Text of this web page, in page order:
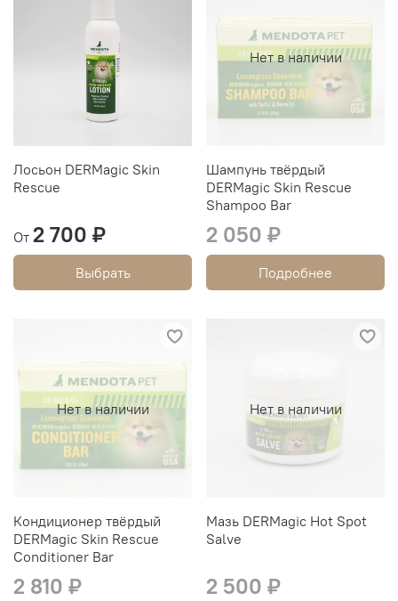
Лосьон DERMagic Skin
Rescue
От 2 700 ₽
Выбрать
Нет в наличии
Шампунь твёрдый
DERMagic Skin Rescue
Shampoo Bar
2 050 ₽
Подробнее
Нет в наличии
Кондиционер твёрдый
DERMagic Skin Rescue
Conditioner Bar
2 810 ₽
Нет в наличии
Мазь DERMagic Hot Spot
Salve
2 500 ₽